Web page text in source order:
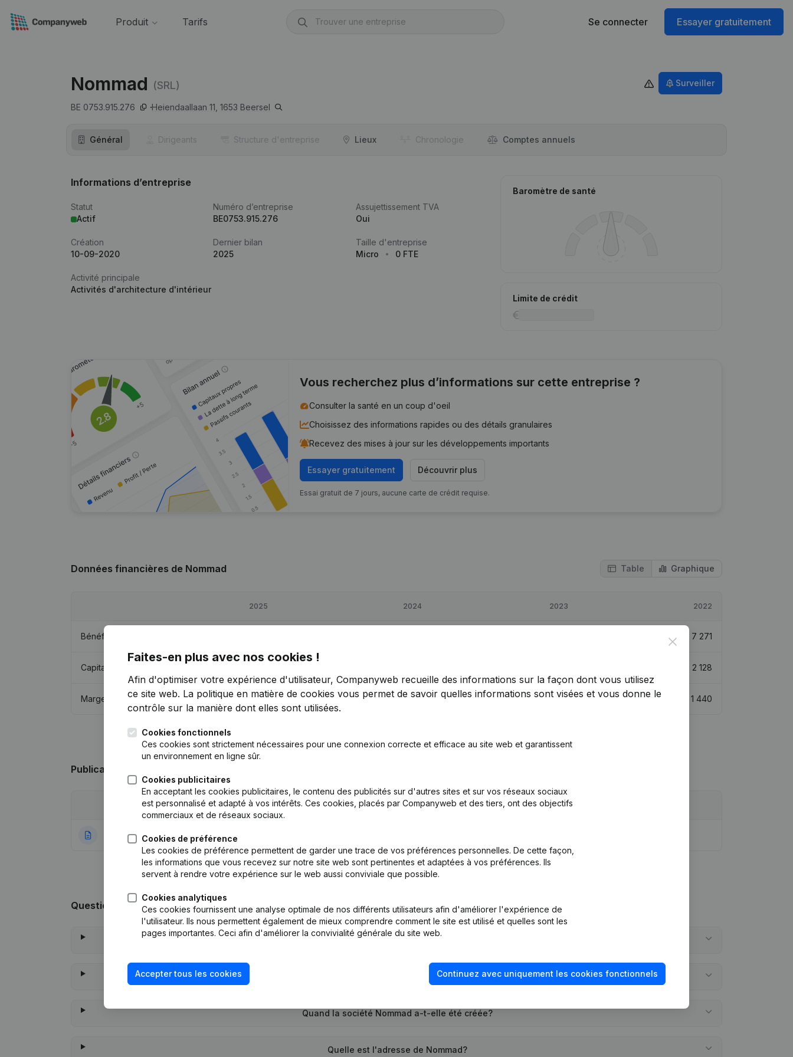
Produit Tarifs Se connecter Essayer gratuitement
Nommad (SRL)
BE 0753.915.276 Heiendaallaan 11, 1653 Beersel
Surveiller
Général Dirigeants Structure d'entreprise Lieux Chronologie Comptes annuels
Informations d’entreprise
Statut
Actif
Numéro d’entreprise
BE0753.915.276
Assujettissement TVA
Oui
Création
10-09-2020
Dernier bilan
2025
Taille d'entreprise
Micro
0 FTE
Activité principale
Activités d'architecture d'intérieur
Baromètre de santé
Limite de crédit
Vous recherchez plus d’informations sur cette entreprise ?
Consulter la santé en un coup d'oeil
Choisissez des informations rapides ou des détails granulaires
Recevez des mises à jour sur les développements importants
Essayer gratuitement Découvrir plus
Essai gratuit de 7 jours, aucune carte de crédit requise.
Données financières de Nommad Table Graphique
2025 2024 2023 2022
Bénéfices/pertes 7 271
Capitaux propres 2 128
Marge brute €-15 467 -407,95% € -3 045 -170,24% €4 335 200,98% 1 440
Publications
Publication
14-09-2020 Rubrique Constitution (Nouvelle Personne Morale, Ouverture Succursale, etc...)
Questions fréquemment posées
Quel est le numéro de TVA de Nommad?
Quel est l'identifiant PEPPOL de Nommad?
Quand la société Nommad a-t-elle été créée?
Quelle est l'adresse de Nommad?
Close
Faites-en plus avec nos cookies !
Afin d'optimiser votre expérience d'utilisateur, Companyweb recueille des informations sur la façon dont vous utilisez
ce site web. La politique en matière de cookies vous permet de savoir quelles informations sont visées et vous donne le
contrôle sur la manière dont elles sont utilisées.
Cookies fonctionnels
Ces cookies sont strictement nécessaires pour une connexion correcte et efficace au site web et garantissent
un environnement en ligne sûr.
Cookies publicitaires
En acceptant les cookies publicitaires, le contenu des publicités sur d'autres sites et sur vos réseaux sociaux
est personnalisé et adapté à vos intérêts. Ces cookies, placés par Companyweb et des tiers, ont des objectifs
commerciaux et de réseaux sociaux.
Cookies de préférence
Les cookies de préférence permettent de garder une trace de vos préférences personnelles. De cette façon,
les informations que vous recevez sur notre site web sont pertinentes et adaptées à vos préférences. Ils
servent à rendre votre expérience sur le web aussi conviviale que possible.
Cookies analytiques
Ces cookies fournissent une analyse optimale de nos différents utilisateurs afin d'améliorer l'expérience de
l'utilisateur. Ils nous permettent également de mieux comprendre comment le site est utilisé et quelles sont les
pages importantes. Ceci afin d'améliorer la convivialité générale du site web.
Accepter tous les cookies Continuez avec uniquement les cookies fonctionnels